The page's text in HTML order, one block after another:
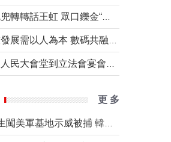
更 多